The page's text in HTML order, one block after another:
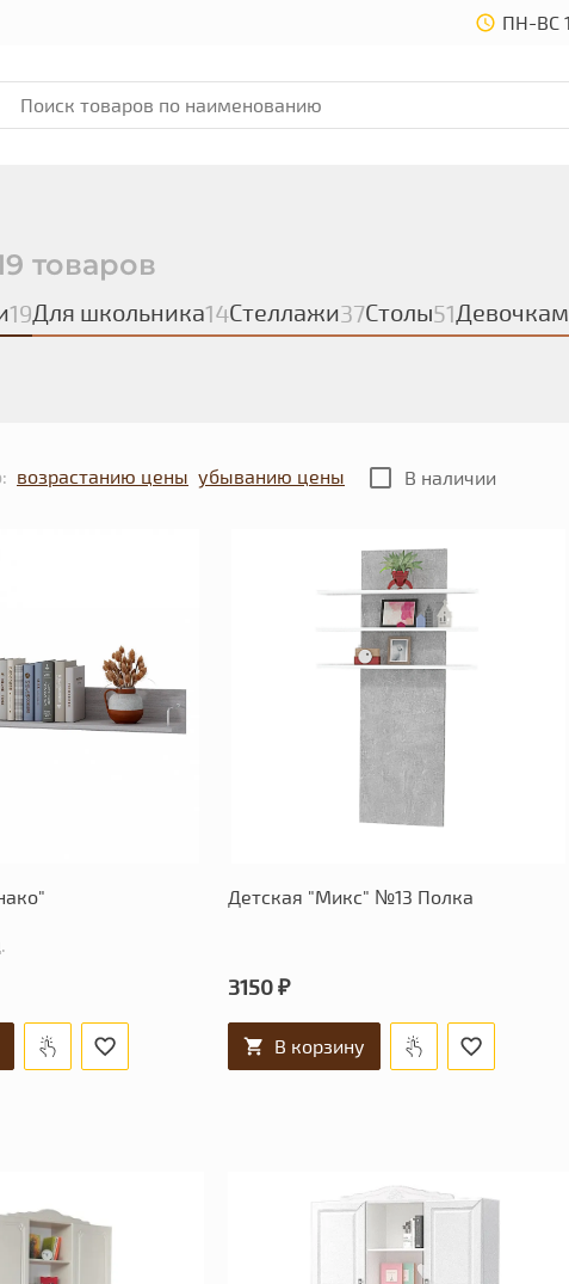
товаров
19Для школьника14Стеллажи37Столы51Девочкам
возрастанию цены убыванию цены В наличии
Детская "Микс" №13 Полка
3150 ₽
В корзину